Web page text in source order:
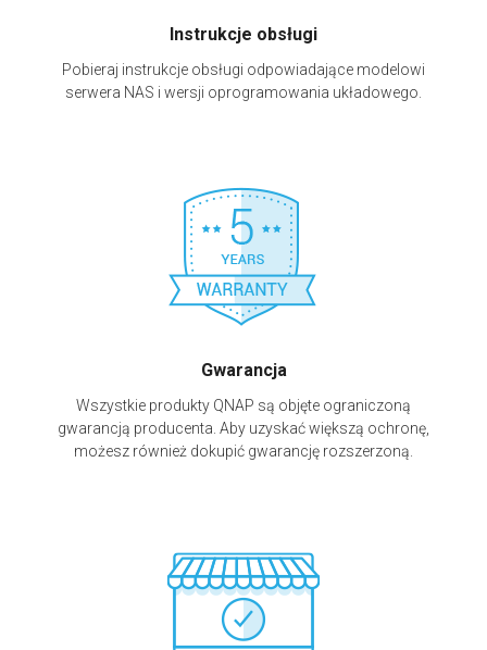
Instrukcje obsługi
Pobieraj instrukcje obsługi odpowiadające modelowi
serwera NAS i wersji oprogramowania układowego.
Gwarancja
Wszystkie produkty QNAP są objęte ograniczoną
gwarancją producenta. Aby uzyskać większą ochronę,
możesz również dokupić gwarancję rozszerzoną.